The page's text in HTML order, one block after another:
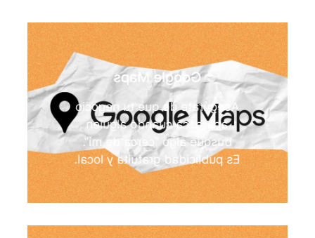
Google Maps
Asegúrate de que tu negocio
aparezca cuando alguien
busque algo “cerca de mi”.
Es publicidad gratuita y local.